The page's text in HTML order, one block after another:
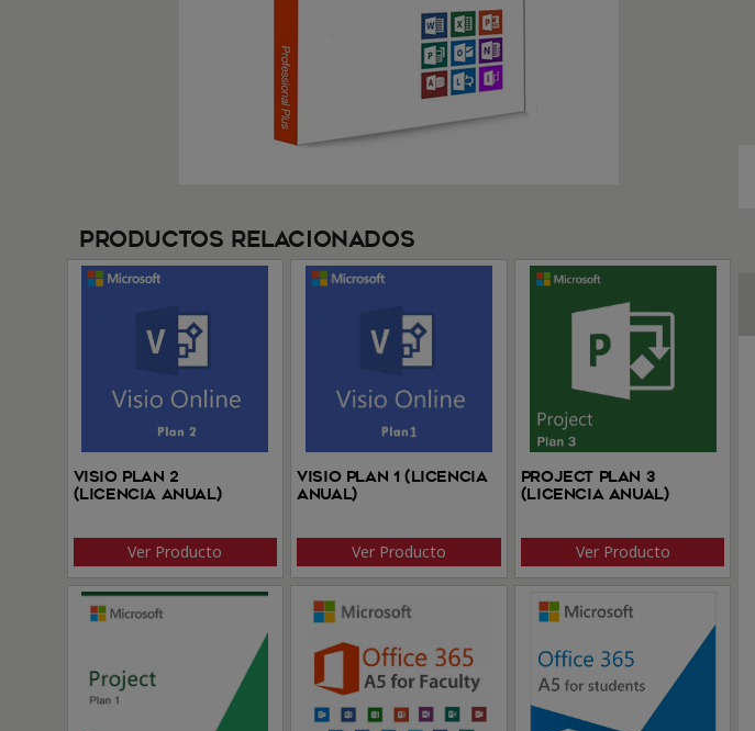
Productos Relacionados
Visio Plan 2
(Licencia anual)
Ver Producto
Visio Plan 1 (Licencia
anual)
Ver Producto
Project Plan 3
(Licencia anual)
Ver Producto